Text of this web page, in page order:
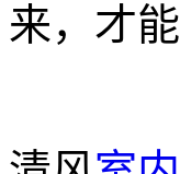
来，才